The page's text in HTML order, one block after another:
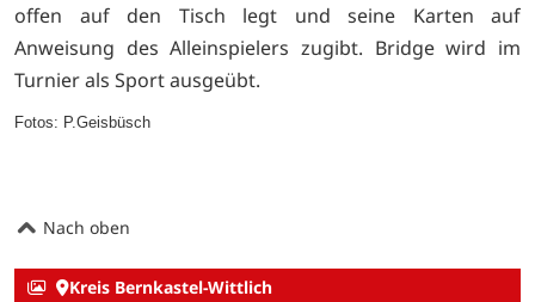
offen auf den Tisch legt und seine Karten auf
Anweisung des Alleinspielers zugibt. Bridge wird im
Turnier als Sport ausgeübt.
Fotos: P.Geisbüsch
Nach oben
Kreis Bernkastel-Wittlich